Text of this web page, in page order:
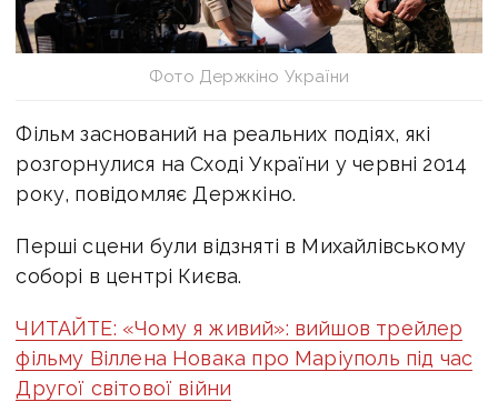
Фото Держкіно України
Фільм заснований на реальних подіях, які
розгорнулися на Сході України у червні 2014
року, повідомляє Держкіно.
Перші сцени були відзняті в Михайлівському
соборі в центрі Києва.
ЧИТАЙТЕ: «Чому я живий»: вийшов трейлер
фільму Віллена Новака про Маріуполь під час
Другої світової війни